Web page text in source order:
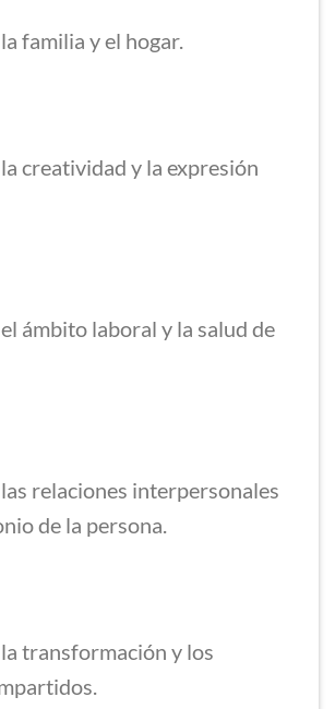
familia y el hogar.
creatividad y la expresión
ámbito laboral y la salud de
relaciones interpersonales
de la persona.
transformación y los